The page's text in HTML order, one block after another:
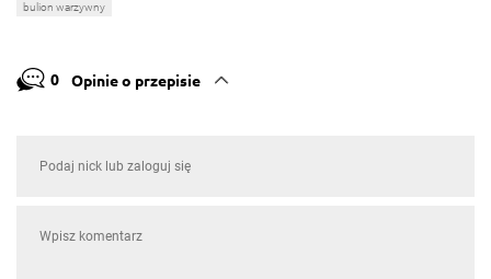
bulion warzywny
0 Opinie o przepisie